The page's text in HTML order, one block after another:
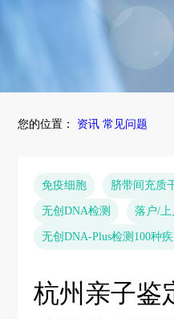
您的位置： 资讯 常见问题
免疫细胞 脐带间充质
无创DNA检测 落户/上
无创DNA-Plus检测100种
杭州亲子鉴